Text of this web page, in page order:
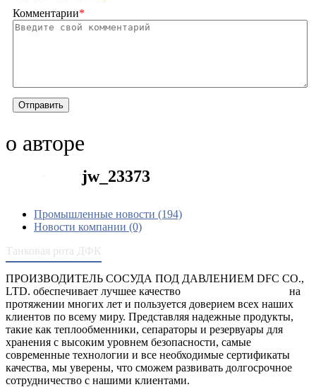
Комментарии*
Отправить
о авторе
jw_23373
Промышленные новости (194)
Новости компании (0)
Танковая рота ДФК
ПРОИЗВОДИТЕЛЬ СОСУДА ПОД ДАВЛЕНИЕМ DFC CO.,
LTD. обеспечивает лучшее качество
на
протяжении многих лет и пользуется доверием всех наших
клиентов по всему миру. Представляя надежные продукты,
такие как теплообменники, сепараторы и резервуары для
хранения с высоким уровнем безопасности, самые
современные технологии и все необходимые сертификаты
качества, мы уверены, что сможем развивать долгосрочное
сотрудничество с нашими клиентами.